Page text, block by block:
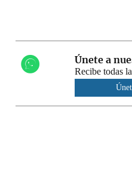
Únete a
Recibe todas